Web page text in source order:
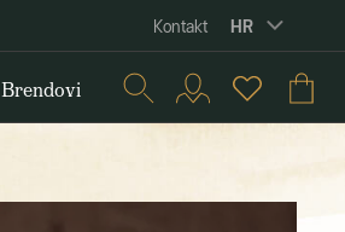
Kontakt HR
Brendovi